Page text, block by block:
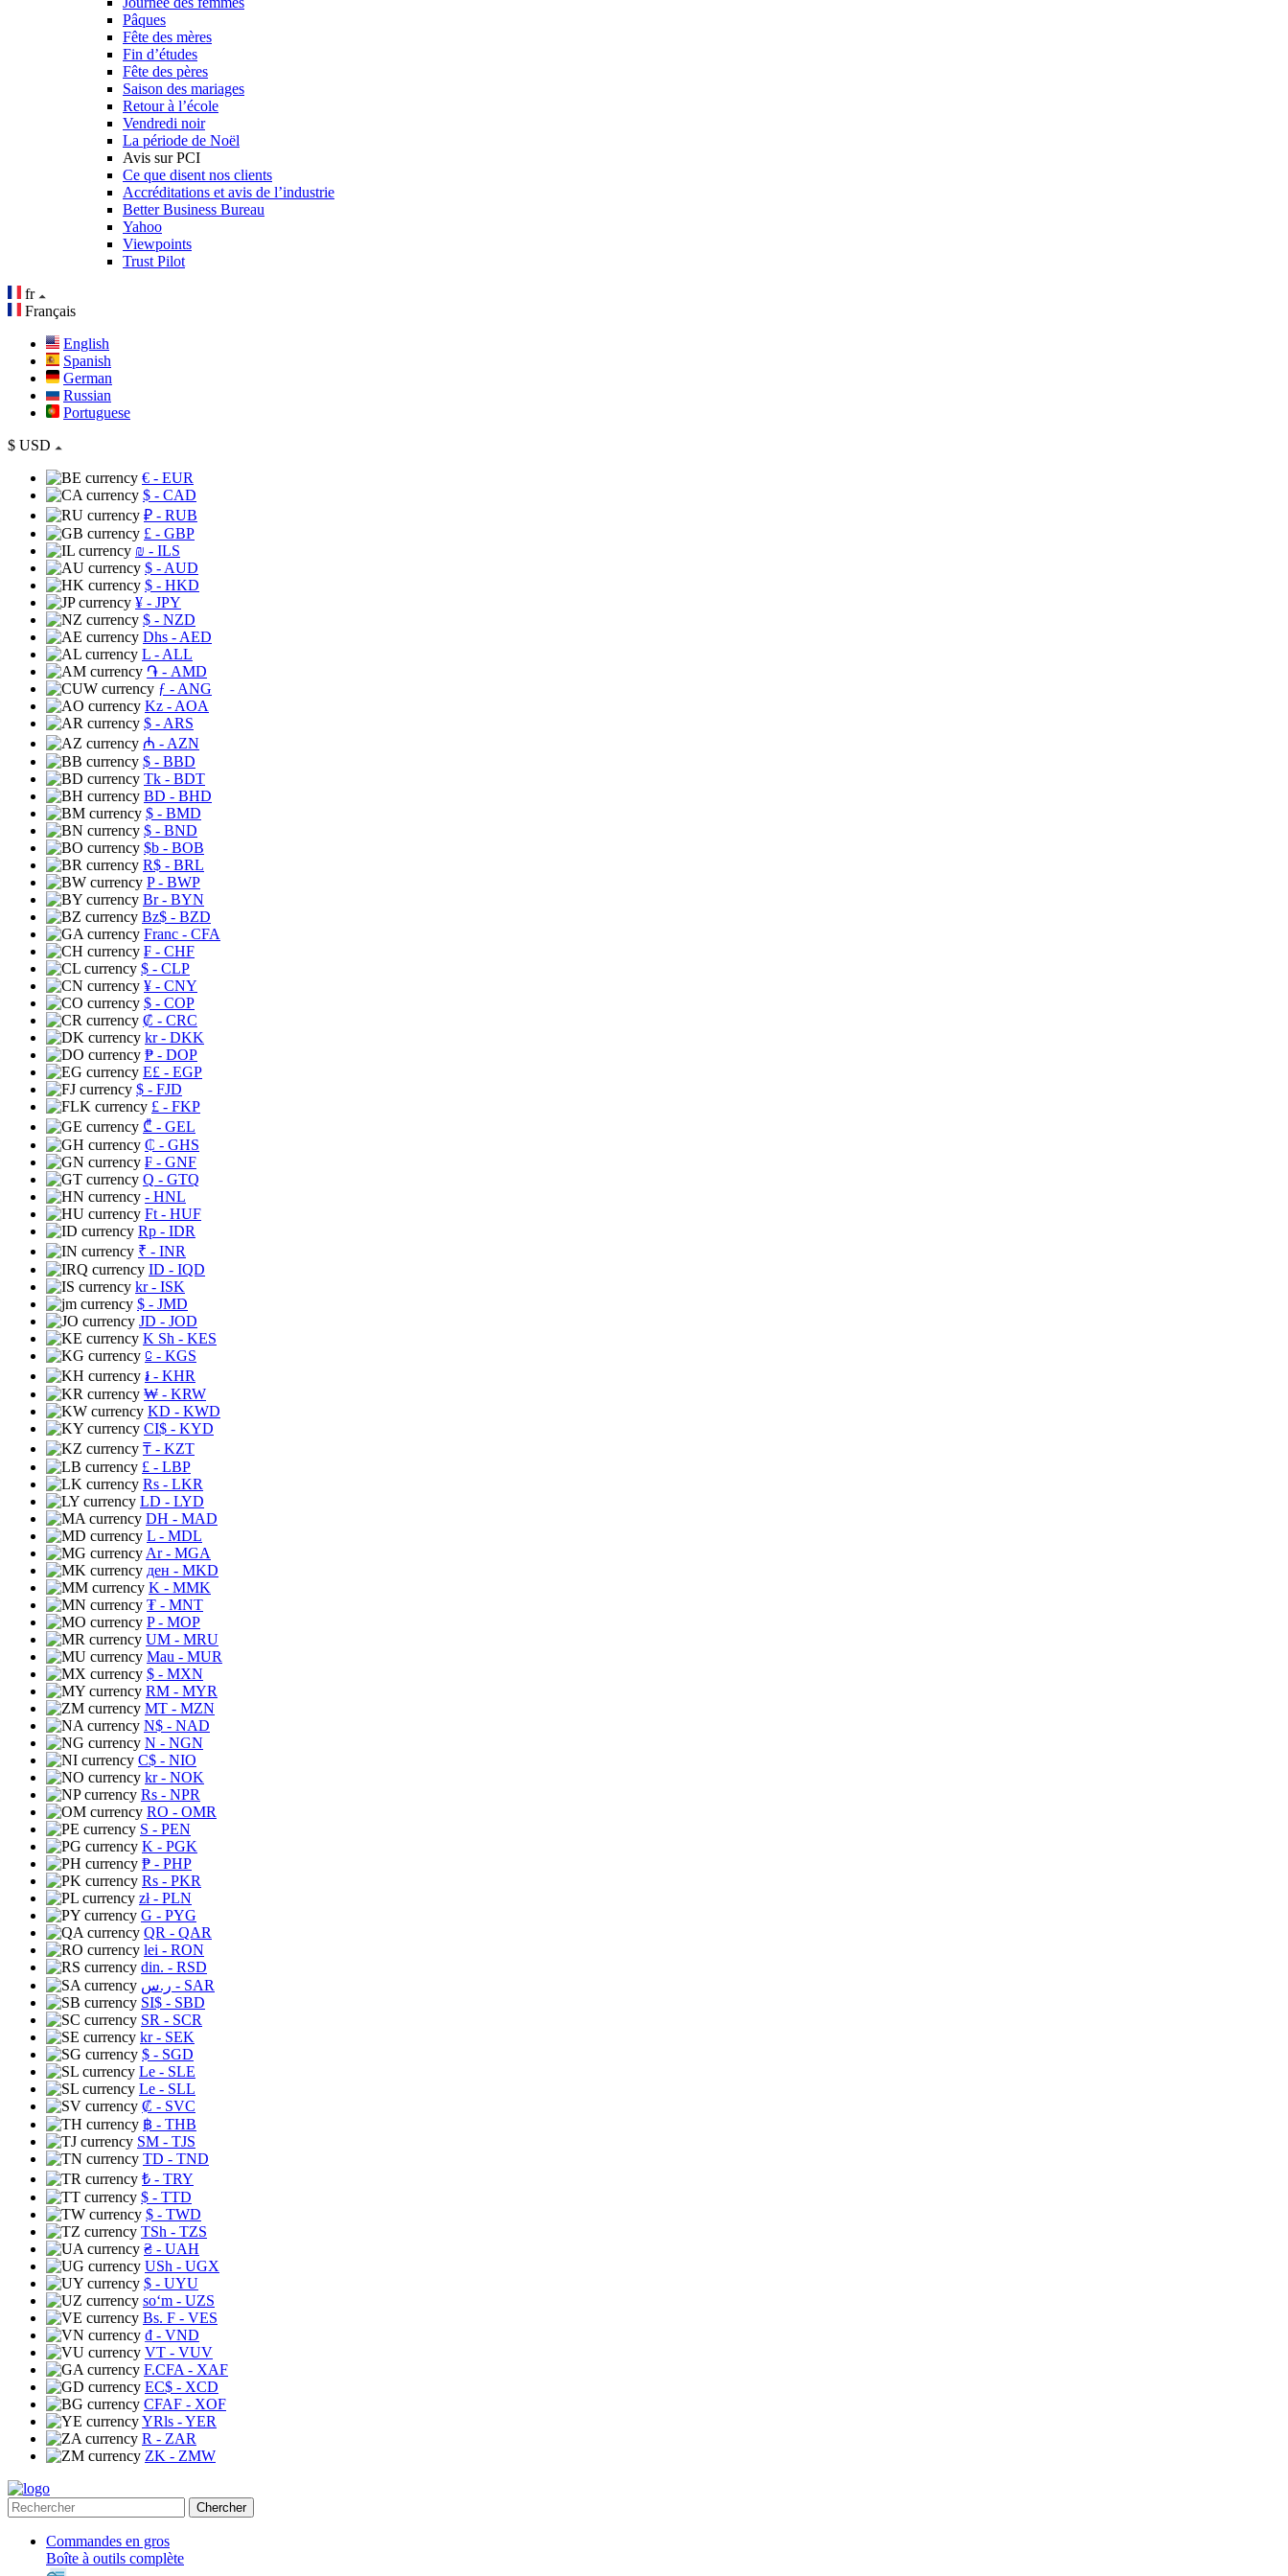
Pâques
Fête des mères
Fin d’études
Fête des pères
Saison des mariages
Retour à l’école
Vendredi noir
La période de Noël
Avis sur PCI
Ce que disent nos clients
Accréditations et avis de l’industrie
Better Business Bureau
Yahoo
Viewpoints
Trust Pilot
fr
Français
English
Spanish
German
Russian
Portuguese
$ USD
€ - EUR
$ - CAD
₽ - RUB
£ - GBP
₪ - ILS
$ - AUD
$ - HKD
¥ - JPY
$ - NZD
Dhs - AED
L - ALL
֏ - AMD
ƒ - ANG
Kz - AOA
$ - ARS
₼ - AZN
$ - BBD
Tk - BDT
BD - BHD
$ - BMD
$ - BND
$b - BOB
R$ - BRL
P- BWP
Br- BYN
Bz$ - BZD
Franc - CFA
₣ - CHF
$ - CLP
¥ - CNY
$ - COP
₡ - CRC
kr- DKK
₱ - DOP
E£ - EGP
$ - FJD
£ - FKP
₾ - GEL
₵ - GHS
₣ - GNF
Q - GTQ
- HNL
Ft - HUF
Rp - IDR
₹ - INR
ID - IQD
kr- ISK
$ - JMD
JD - JOD
K Sh - KES
⃀ - KGS
៛ - KHR
₩ - KRW
KD - KWD
CI$ - KYD
₸ - KZT
£ - LBP
Rs - LKR
LD - LYD
DH - MAD
L - MDL
Ar- MGA
ден - MKD
K - MMK
₮ - MNT
P- MOP
UM - MRU
Mau - MUR
$ - MXN
RM - MYR
MT - MZN
N$ - NAD
N - NGN
C$ - NIO
kr- NOK
Rs - NPR
RO - OMR
S - PEN
K - PGK
₱ - PHP
Rs - PKR
zł- PLN
G - PYG
QR - QAR
lei - RON
din. - RSD
ر.س - SAR
SI$ - SBD
SR - SCR
kr- SEK
$ - SGD
Le - SLE
Le - SLL
₡ - SVC
฿ - THB
ЅМ - TJS
TD - TND
₺ - TRY
$ - TTD
$ - TWD
TSh - TZS
₴ - UAH
USh - UGX
$ - UYU
soʻm - UZS
Bs. F - VES
₫ - VND
VT - VUV
F.CFA - XAF
EC$ - XCD
CFAF - XOF
YRls - YER
R - ZAR
ZK - ZMW
Chercher
Commandes en gros
Boîte à outils complète